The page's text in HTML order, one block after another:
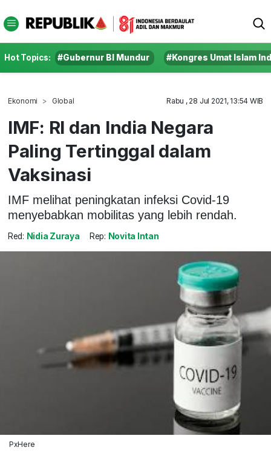
Hot Topics: #Gubernur BI Mundur #Kongres Umat Islam
Ekonomi Global Rabu , 28 Jul 2021, 13:54 WIB
IMF: RI dan India Negara
Paling Tertinggal dalam
Vaksinasi
IMF melihat peningkatan infeksi Covid-19
menyebabkan mobilitas yang lebih rendah.
Red: Nidia Zuraya Rep: Novita Intan
PxHere